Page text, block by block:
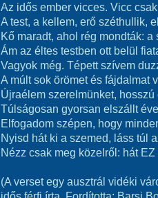
Az idős ember vicces. Vicc
A test, a kellem, erő széthullik,
Kő maradt, ahol rég mondták: a
Ám az éltes testben ott belül
Vagyok még. Tépett szívem
A múlt sok örömet és fájdalmat
Újraélem szerelmünket, hosszú
Túlságosan gyorsan elszállt
Elfogadom szépen, hogy
Nyisd hát ki a szemed, láss túl
Nézz csak meg közelről: hát
(A verset egy ausztrál vidéki